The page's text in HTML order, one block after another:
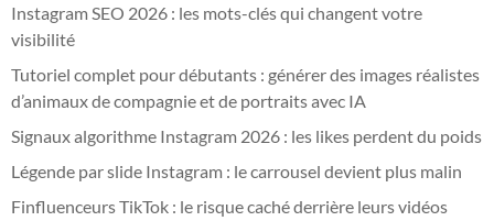
Instagram SEO 2026 : les mots-clés qui changent votre
visibilité
Tutoriel complet pour débutants : générer des images réalistes
d’animaux de compagnie et de portraits avec IA
Signaux algorithme Instagram 2026 : les likes perdent du poids
Légende par slide Instagram : le carrousel devient plus malin
Finfluenceurs TikTok : le risque caché derrière leurs vidéos